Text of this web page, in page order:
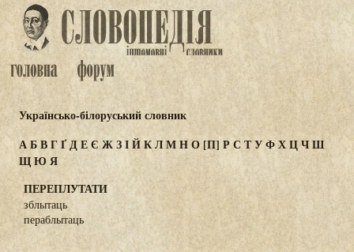
Українсько-білоруський словник
АБВГҐДЕЄ ЖЗІЙКЛМНО[П] Р С ТУФХЦЧШ
ЩЮ Я
ПЕРЕПЛУТАТИ
зблытаць
пераблытаць